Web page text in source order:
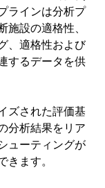
ラインは分析プ
設の適格性、
、適格性および
するデータを供
ズされた評価基
分析結果をリア
ューティングが
ます。